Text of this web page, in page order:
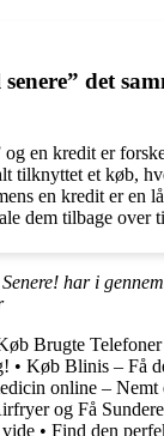
det
og en kredit er
tilknyttet et køb,
en kredit er en
dem tilbage over
har i
Brugte
• Køb Blinis – Få
online – Nemt
og Få
• Find den